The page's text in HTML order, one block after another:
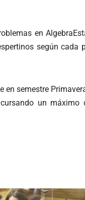
en
según cada
en semestre
un máximo